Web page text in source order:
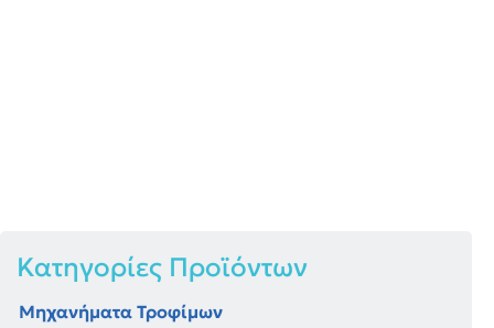
Κατηγορίες Προϊόντων
Μηχανήματα Τροφίμων